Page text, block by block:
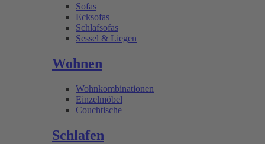
Sofas
Ecksofas
Schlafsofas
Sessel & Liegen
Wohnen
Wohnkombinationen
Einzelmöbel
Couchtische
Schlafen